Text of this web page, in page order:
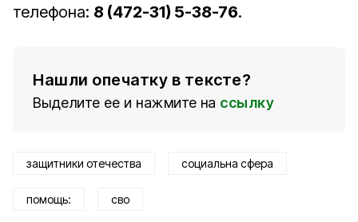
телефона: 8 (472-31) 5-38-76.
Нашли опечатку в тексте?
Выделите ее и нажмите на ссылку
защитники отечества социальна сфера
помощь: сво